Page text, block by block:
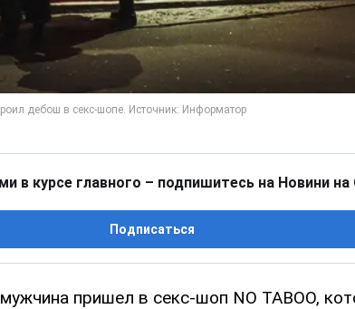
в курсе главного – подпишитесь на Новини на
Подписаться
пришел в секс-шоп NO TABOO,